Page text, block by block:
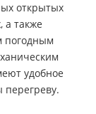
открытых
а также
погодным
удобное